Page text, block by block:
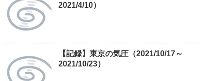
2021/4/10）
【記録】東京の気圧（2021/10/17～
2021/10/23）